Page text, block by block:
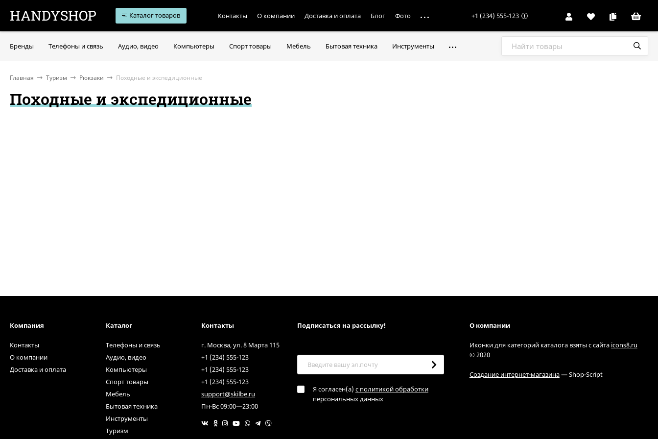
HANDYSHOP Каталог товаров Контакты О компании Доставка и оплата Блог Фото +1 (234) 555-123
Бренды Телефоны и связь Аудио, видео Компьютеры Спорт товары Мебель Бытовая техника Инструменты
Главная Туризм Рюкзаки Походные и экспедиционные
Походные и экспедиционные
Компания
Контакты
О компании
Доставка и оплата
Каталог
Телефоны и связь
Аудио, видео
Компьютеры
Спорт товары
Мебель
Бытовая техника
Инструменты
Туризм
Контакты
г. Москва, ул. 8 Марта 115
+1 (234) 555-123
+1 (234) 555-123
+1 (234) 555-123
support@skilbe.ru
Пн-Вс 09:00—23:00
Подписаться на рассылкy!
Я согласен(a) с политикой обработки
персональных данных
О компании
Иконки для категорий каталога взяты с сайта icons8.ru
© 2020
Создание интернет-магазина— Shop-Script